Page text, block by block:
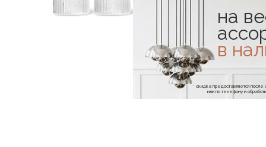
на
в
* скидка предоставляется
или по телефону и